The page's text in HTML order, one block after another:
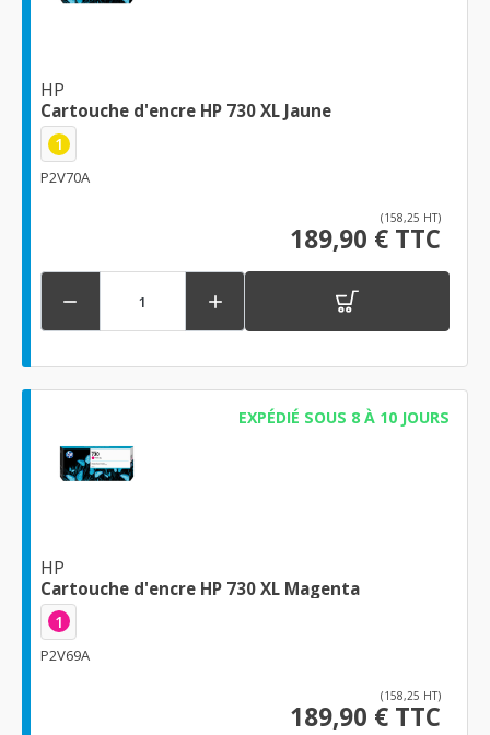
HP
Cartouche d'encre HP 730 XL Jaune
1
P2V70A
(158,25 HT)
189,90 € TTC
 
EXPÉDIÉ SOUS 8 À 10 JOURS
HP
Cartouche d'encre HP 730 XL Magenta
1
P2V69A
(158,25 HT)
189,90 € TTC